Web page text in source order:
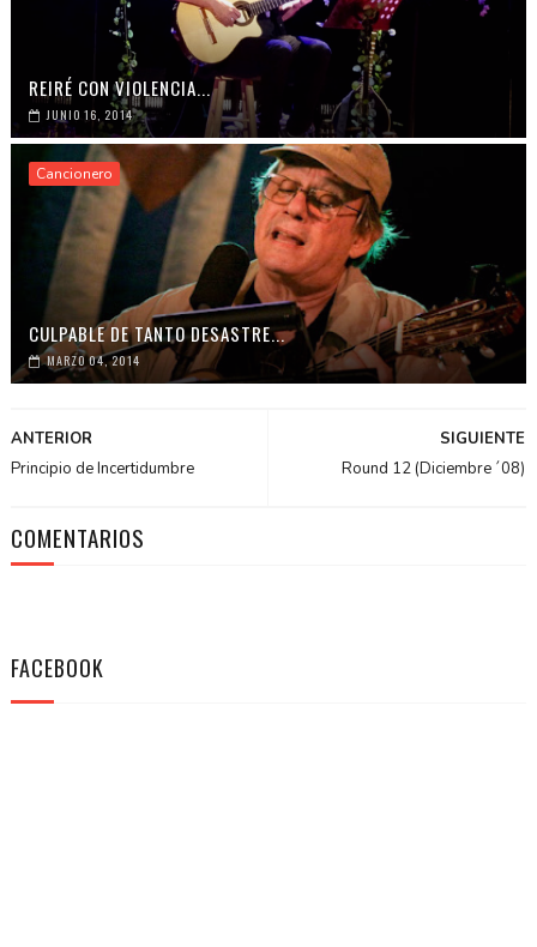
REIRÉ CON VIOLENCIA...
JUNIO 16, 2014
Cancionero
CULPABLE DE TANTO DESASTRE...
MARZO 04, 2014
SIGUIENTE
Round 12 (Diciembre ´08)
ANTERIOR
Principio de Incertidumbre
COMENTARIOS
FACEBOOK